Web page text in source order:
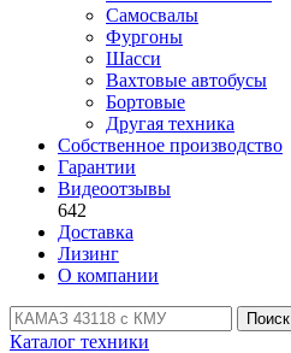
Самосвалы
Фургоны
Шасси
Вахтовые автобусы
Бортовые
Другая техника
Собственное производство
Гарантии
Видеоотзывы
642
Доставка
Лизинг
О компании
Поиск
Каталог техники